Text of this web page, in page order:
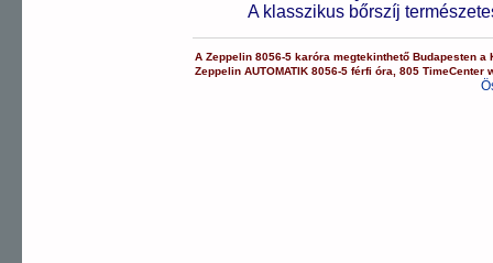
A klasszikus bőrszíj
AZeppelin 8056-5 karóra megtekinthető Budapesten a
Zeppelin AUTOMATIK 8056-5 férfi óra ,805 TimeCenter